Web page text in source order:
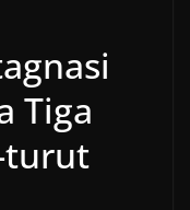
Tiga
turut